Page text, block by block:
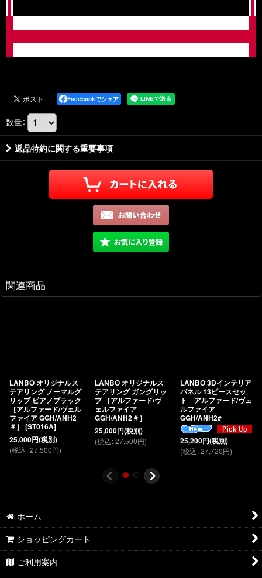
Facebookでシェア
数量:
返品特約に関する重要事項
関連商品
LANBO オリジナルス
テアリング ノーマルグ
リップ ピアノブラック
［アルファード/ヴェル
ファイア GGH/ANH2
＃］ [ST016A]
25,000円(税別)
(税込:27,500円)
LANBO オリジナルス
テアリング ガングリッ
プ ［アルファード/ヴ
ェルファイア
GGH/ANH2＃］
25,000円(税別)
(税込:27,500円)
LANBO 3Dインテリア
パネル 13ピースセッ
ト アルファード/ヴェ
ルファイア
GGH/ANH2#
25,200円(税別)
(税込:27,720円)
ホーム
ショッピングカート
ご利用案内